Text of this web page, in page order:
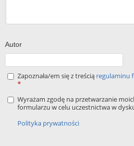
Autor
Zapoznała/em się z treścią regulaminu
*
Wyrażam zgodę na przetwarzanie
formularzu w celu uczestnictwa w
Polityka prywatności